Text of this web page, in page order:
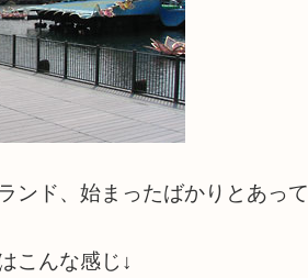
ンド、始まったばかりとあって
こんな感じ↓